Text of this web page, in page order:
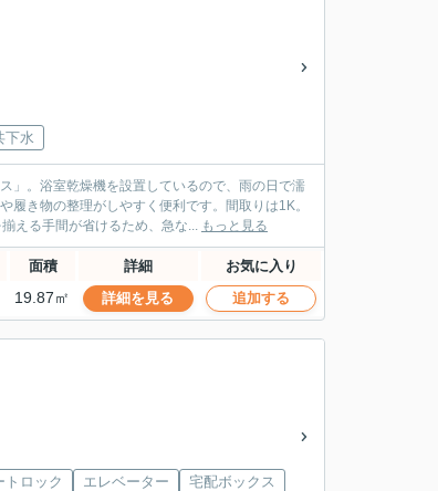
下水
」。浴室乾燥機を設置しているので、雨の日で濡
き物の整理がしやすく便利です。間取りは1K。
える手間が省けるため、急な... もっと見る
面積 詳細 お気に入り
19.87㎡ 詳細を見る 追加する
トロック エレベーター
宅配ボックス